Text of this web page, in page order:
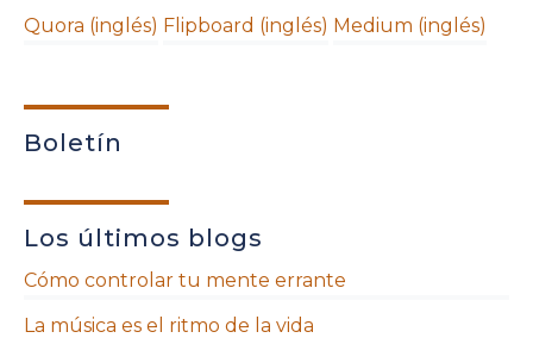
Quora (inglés) Flipboard (inglés) Medium (inglés)
Boletín
Los últimos blogs
Cómo controlar tu mente errante
La música es el ritmo de la vida